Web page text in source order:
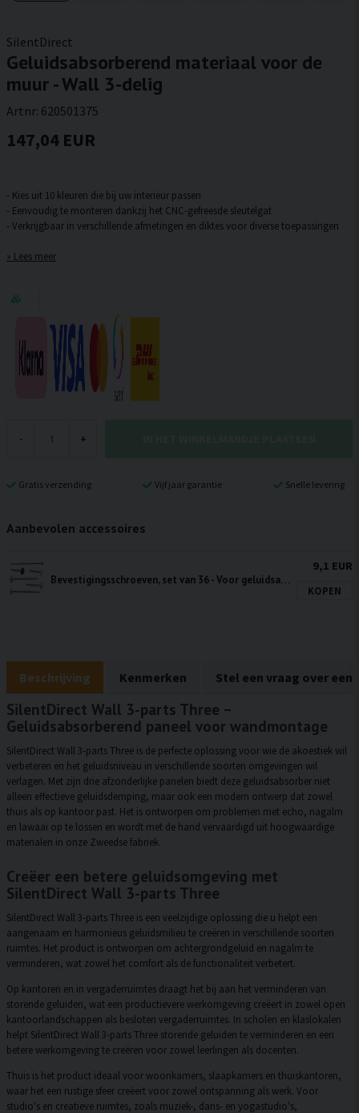
SilentDirect
Geluidsabsorberend materiaal voor de
muur - Wall 3-delig
Artnr: 620501375
147,04 EUR
- Kies uit 10 kleuren die bij uw interieur passen
- Eenvoudig te monteren dankzij het CNC-gefreesde sleutelgat
Lees meer
- +
Gratis verzending Vijf jaar garantie Snelle levering
Aanbevolen accessoires
Bevestigingsschroeven, set van 36 - Voor geluidsabsorberende panelen
9,1 EUR
KOPEN
Beschrijving Kenmerken Stel een vraag over een
SilentDirect Wall 3-parts Three –
Geluidsabsorberend paneel voor wandmontage
SilentDirect Wall 3-parts Three is de perfecte oplossing voor wie de akoestiek wil
verbeteren en het geluidsniveau in verschillende soorten omgevingen wil
verlagen. Met zijn drie afzonderlijke panelen biedt deze geluidsabsorber niet
alleen effectieve geluidsdemping, maar ook een modern ontwerp dat zowel
thuis als op kantoor past. Het is ontworpen om problemen met echo, nagalm
en lawaai op te lossen en wordt met de hand vervaardigd uit hoogwaardige
materialen in onze Zweedse fabriek.
Creëer een betere geluidsomgeving met
SilentDirect Wall 3-parts Three
SilentDirect Wall 3-parts Three is een veelzijdige oplossing die u helpt een
aangenaam en harmonieus geluidsmilieu te creëren in verschillende soorten
ruimtes. Het product is ontworpen om achtergrondgeluid en nagalm te
verminderen, wat zowel het comfort als de functionaliteit verbetert.
Op kantoren en in vergaderruimtes draagt het bij aan het verminderen van
storende geluiden, wat een productievere werkomgeving creëert in zowel open
kantoorlandschappen als besloten vergaderruimtes. In scholen en klaslokalen
helpt SilentDirect Wall 3-parts Three storende geluiden te verminderen en een
betere werkomgeving te creëren voor zowel leerlingen als docenten.
Thuis is het product ideaal voor woonkamers, slaapkamers en thuiskantoren,
waar het een rustige sfeer creëert voor zowel ontspanning als werk. Voor
studio's en creatieve ruimtes, zoals muziek-, dans- en yogastudio's,